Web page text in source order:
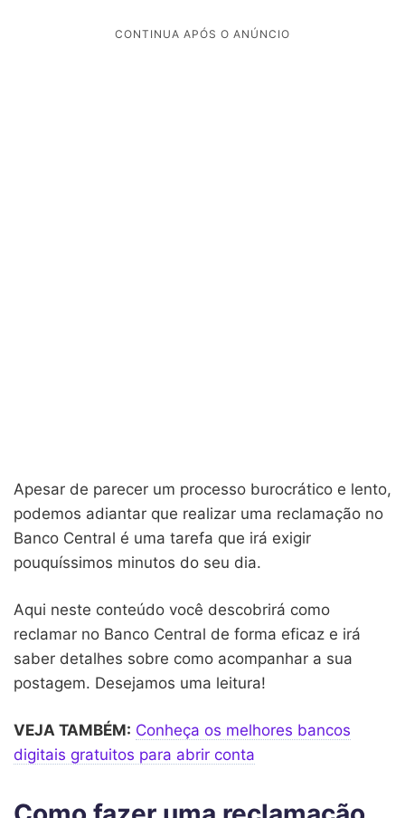
Apesar de parecer um processo burocrático e lento,
podemos adiantar que realizar uma reclamação no
Banco Central é uma tarefa que irá exigir
pouquíssimos minutos do seu dia.
Aqui neste conteúdo você descobrirá como
reclamar no Banco Central de forma eficaz e irá
saber detalhes sobre como acompanhar a sua
postagem. Desejamos uma leitura!
VEJA TAMBÉM: Conheça os melhores bancos
digitais gratuitos para abrir conta